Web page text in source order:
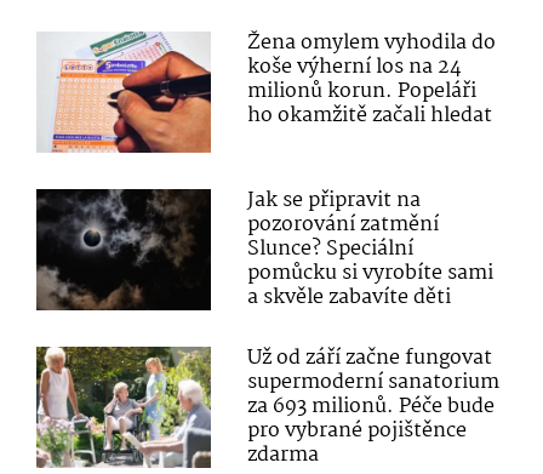
Žena omylem vyhodila do
koše výherní los na 24
milionů korun. Popeláři
ho okamžitě začali hledat
Jak se připravit na
pozorování zatmění
Slunce? Speciální
pomůcku si vyrobíte sami
a skvěle zabavíte děti
Už od září začne fungovat
supermoderní sanatorium
za 693 milionů. Péče bude
pro vybrané pojištěnce
zdarma